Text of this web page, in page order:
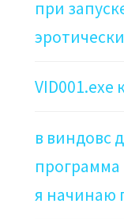
при
VID001.exe
в виндовс
программа
я начинаю